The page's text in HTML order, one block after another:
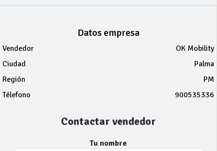
Datos empresa
Vendedor
OK Mobility
Ciudad
Palma
Región
PM
Télefono
900535336
Contactar vendedor
Tu nombre